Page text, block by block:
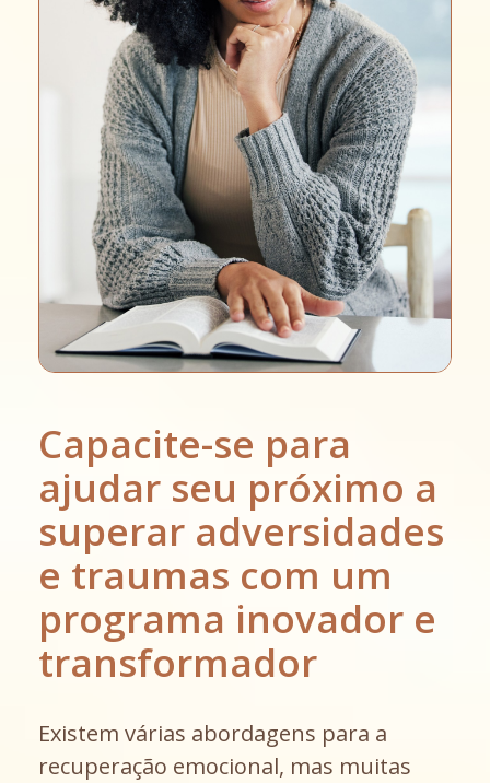
Capacite-se para
ajudar seu próximo a
superar adversidades
e traumas com um
programa inovador e
transformador
Existem várias abordagens para a
recuperação emocional, mas muitas